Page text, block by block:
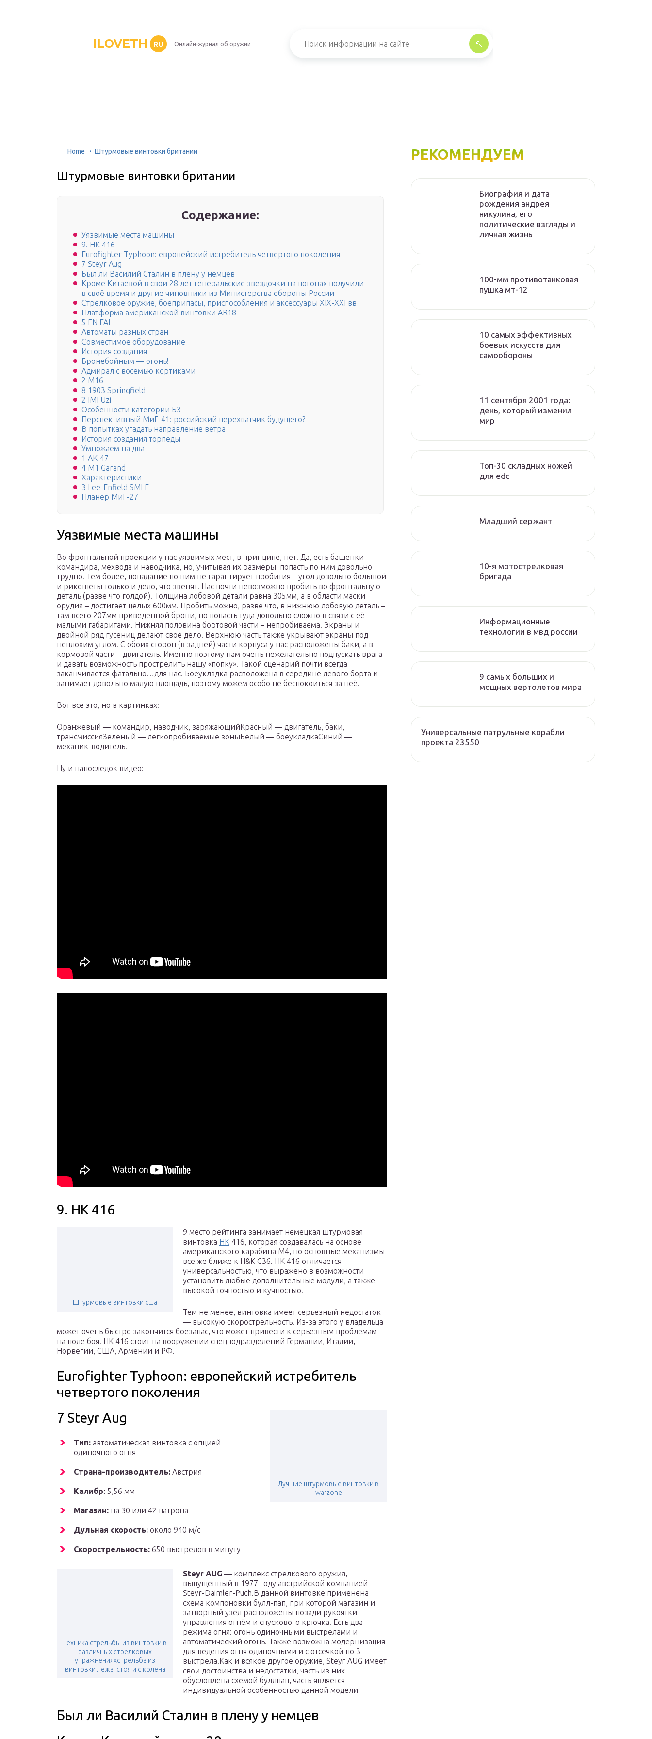
ILOVETH RU Онлайн-журнал об оружии
Home Штурмовые винтовки британии
Штурмовые винтовки британии
Содержание:
Уязвимые места машины
9. HK 416
Eurofighter Typhoon: европейский истребитель четвертого поколения
7 Steyr Aug
Был ли Василий Сталин в плену у немцев
Кроме Китаевой в свои 28 лет генеральские звездочки на погонах получили
в своё время и другие чиновники из Министерства обороны России
Стрелковое оружие, боеприпасы, приспособления и аксессуары XIX-XXI вв
Платформа американской винтовки AR18
5 FN FAL
Автоматы разных стран
Совместимое оборудование
История создания
Бронебойным — огонь!
Адмирал с восемью кортиками
2 M16
8 1903 Springfield
2 IMI Uzi
Особенности категории Б3
Перспективный МиГ-41: российский перехватчик будущего?
В попытках угадать направление ветра
История создания торпеды
Умножаем на два
1 AK-47
4 M1 Garand
Характеристики
3 Lee-Enfield SMLE
Планер МиГ-27
Уязвимые места машины
Во фронтальной проекции у нас уязвимых мест, в принципе, нет. Да, есть башенки
командира, мехвода и наводчика, но, учитывая их размеры, попасть по ним довольно
трудно. Тем более, попадание по ним не гарантирует пробития – угол довольно большой
и рикошеты только и дело, что звенят. Нас почти невозможно пробить во фронтальную
деталь (разве что голдой). Толщина лобовой детали равна 305мм, а в области маски
орудия – достигает целых 600мм. Пробить можно, разве что, в нижнюю лобовую деталь –
там всего 207мм приведенной брони, но попасть туда довольно сложно в связи с её
малыми габаритами. Нижняя половина бортовой части – непробиваема. Экраны и
двойной ряд гусениц делают своё дело. Верхнюю часть также укрывают экраны под
неплохим углом. С обоих сторон (в задней) части корпуса у нас расположены баки, а в
кормовой части – двигатель. Именно поэтому нам очень нежелательно подпускать врага
и давать возможность прострелить нашу «попку». Такой сценарий почти всегда
заканчивается фатально…для нас. Боеукладка расположена в середине левого борта и
занимает довольно малую площадь, поэтому можем особо не беспокоиться за неё.
Вот все это, но в картинках:
Оранжевый — командир, наводчик, заряжающийКрасный — двигатель, баки,
трансмиссияЗеленый — легкопробиваемые зоныБелый — боеукладкаСиний —
механик-водитель.
Ну и напоследок видео:
9. HK 416
Штурмовые винтовки сша
9 место рейтинга занимает немецкая штурмовая
винтовка HK 416, которая создавалась на основе
американского карабина М4, но основные механизмы
все же ближе к H&K G36. HK 416 отличается
универсальностью, что выражено в возможности
установить любые дополнительные модули, а также
высокой точностью и кучностью.
Тем не менее, винтовка имеет серьезный недостаток
— высокую скорострельность. Из-за этого у владельца
может очень быстро закончится боезапас, что может привести к серьезным проблемам
на поле боя. HK 416 стоит на вооружении спецподразделений Германии, Италии,
Норвегии, США, Армении и РФ.
Eurofighter Typhoon: европейский истребитель
четвертого поколения
Лучшие штурмовые винтовки в
warzone
7 Steyr Aug
Тип: автоматическая винтовка с опцией
одиночного огня
Страна-производитель: Австрия
Калибр: 5,56 мм
Магазин: на 30 или 42 патрона
Дульная скорость: около 940 м/с
Скорострельность: 650 выстрелов в минуту
Техника стрельбы из винтовки в
различных стрелковых
упражненияхстрельба из
винтовки лежа, стоя и с колена
Steyr AUG — комплекс стрелкового оружия,
выпущенный в 1977 году австрийской компанией
Steyr-Daimler-Puch.В данной винтовке применена
схема компоновки булл-пап, при которой магазин и
затворный узел расположены позади рукоятки
управления огнём и спускового крючка. Есть два
режима огня: огонь одиночными выстрелами и
автоматический огонь. Также возможна модернизация
для ведения огня одиночными и с отсечкой по 3
выстрела.Как и всякое другое оружие, Steyr AUG имеет
свои достоинства и недостатки, часть из них
обусловлена схемой буллпап, часть является
индивидуальной особенностью данной модели.
Был ли Василий Сталин в плену у немцев
РЕКОМЕНДУЕМ
Биография и дата
рождения андрея
никулина, его
политические взгляды и
личная жизнь
100-мм противотанковая
пушка мт-12
10 самых эффективных
боевых искусств для
самообороны
11 сентября 2001 года:
день, который изменил
мир
Топ-30 складных ножей
для edc
Младший сержант
10-я мотострелковая
бригада
Информационные
технологии в мвд россии
9 самых больших и
мощных вертолетов мира
Универсальные патрульные корабли
проекта 23550